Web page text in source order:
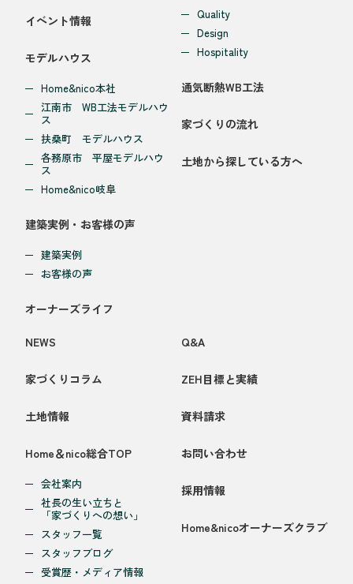
イベント情報
モデルハウス
Home&nico本社
江南市 WB工法モデルハウ
ス
扶桑町 モデルハウス
各務原市 平屋モデルハウ
ス
Home&nico岐阜
建築実例・お客様の声
建築実例
お客様の声
オーナーズライフ
Quality
Design
Hospitality
通気断熱WB工法
家づくりの流れ
土地から探している方へ
NEWS
家づくりコラム
土地情報
Home＆nico総合TOP
会社案内
社長の生い立ちと
「家づくりへの想い」
スタッフ一覧
スタッフブログ
受賞歴・メディア情報
Q&A
ZEH目標と実績
資料請求
お問い合わせ
採用情報
Home&nicoオーナーズクラブ